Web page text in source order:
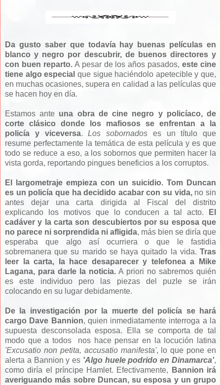
Da gusto saber que todavía hay buenas películas en
blanco y negro por descubrir, de buenos directores y
con buen reparto.A pesar de los años pasados,este cine
tiene algo especial que sigue haciéndolo apetecible y que,
en muchas ocasiones, supera en calidad a las películas que
se hacen hoy en día.
Estamos ante una obra de cine negro y policíaco, de
corte clásico donde los mafiosos se enfrentan a la
policía y viceversa.Los sobornados es un título que
resume perfectamente la temática de esta película y es que
todo se reduce a eso, a los sobornos que permiten hacer la
vista gorda, reportando pingues beneficios a los corruptos.
El largometraje empieza con un suicidio. Tom Duncan
es un policía que ha decidido acabar con su vida,no sin
antes dejar una carta dirigida al Fiscal del distrito
explicando los motivos que lo conducen a tal acto.
El
cadáver y la carta son descubiertos por su esposa que
no parece ni sorprendida ni afligida, más bien se diría que
esperaba que algo así ocurriera o que le fastidia
sobremanera que su marido se haya quitado la vida. Tras
leer la carta, la hace desaparecer y telefonea a Mike
Lagana, para darle la noticia. A priori no sabremos quién
es este individuo pero las piezas del puzle se irán
colocando en su lugar debidamente.
De la investigación por la muerte del policía se hará
cargo Dave Bannion, quien inmediatamente interroga a la
supuesta desconsolada esposa. Ella se comporta de tal
modo que a todos nos hace pensar en la locución latina
'Excusatio non petita, accusatio manifesta', lo que pone en
alerta a Bannion y es 'Algo huele podrido en Dinamarca',
como diría el príncipe Hamlet. Efectivamente, Bannion irá
averiguando más sobre Duncan, su esposa y un grupo